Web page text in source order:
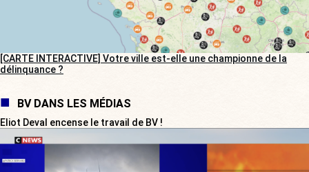
[CARTE INTERACTIVE] Votre ville est-elle une championne de la
délinquance ?
BV DANS LES MÉDIAS
Eliot Deval encense le travail de BV !